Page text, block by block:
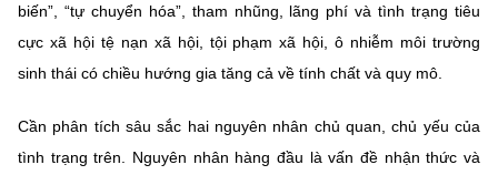
biến”, “tự chuyển hóa”, tham nhũng, lãng phí và tình trạng tiêu
cực xã hội tệ nạn xã hội, tội phạm xã hội, ô nhiễm môi trường
sinh thái có chiều hướng gia tăng cả về tính chất và quy mô.
Cần phân tích sâu sắc hai nguyên nhân chủ quan, chủ yếu của
tình trạng trên. Nguyên nhân hàng đầu là vấn đề nhận thức và